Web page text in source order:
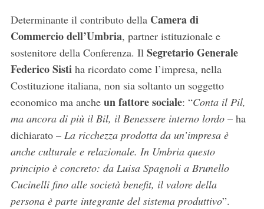
Determinante il contributo della Camera di
Commercio dell’Umbria, partner istituzionale e
sostenitore della Conferenza. Il Segretario Generale
Federico Sistiha ricordato come l’impresa, nella
Costituzione italiana, non sia soltanto un soggetto
economico ma anche un fattore sociale: “Conta il Pil,
ma ancora di più il Bil, il Benessere interno lordo– ha
dichiarato – La ricchezza prodotta da un’impresa è
anche culturale e relazionale. In Umbria questo
principio è concreto: da Luisa Spagnoli a Brunello
Cucinelli fino alle società benefit, il valore della
persona è parte integrante del sistema produttivo”.